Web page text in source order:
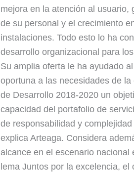
mejora en la atención al
de su personal y el crecimiento
instalaciones. Todo esto lo ha
desarrollo organizacional para
Su amplia oferta le ha ayudado
oportuna a las necesidades de
de Desarrollo 2018-2020 un
capacidad del portafolio de
de responsabilidad y
explica Arteaga. Considera
alcance en el escenario
lema Juntos por la excelencia,